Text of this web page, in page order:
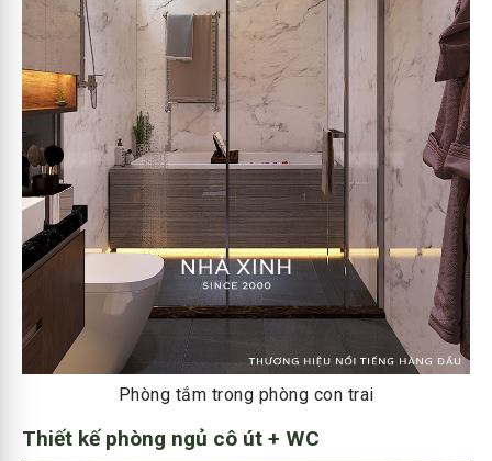
Phòng tắm trong phòng con trai
Thiết kế phòng ngủ cô út + WC